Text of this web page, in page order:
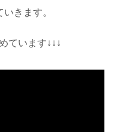
きます。
ています↓↓↓